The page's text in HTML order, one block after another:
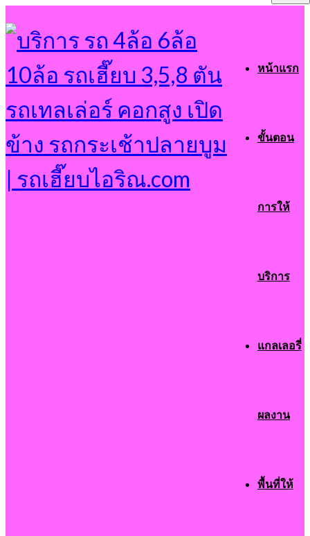
หน้าแรก
ขั้นตอน
การให้
บริการ
แกลเลอรี่
ผลงาน
พื้นที่ให้